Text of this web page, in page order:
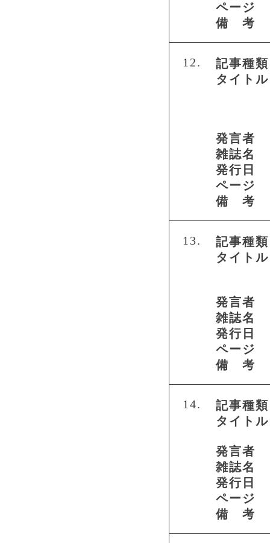
ページ
備 考
12.
記事種類
タイトル
発言者
雑誌名
発行日
ページ
備 考
13.
記事種類
タイトル
発言者
雑誌名
発行日
ページ
備 考
14.
記事種類
タイトル
発言者
雑誌名
発行日
ページ
備 考